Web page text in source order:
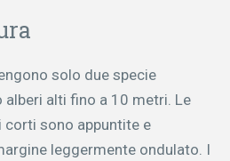
solo due specie
alti fino a 10 metri. Le
sono appuntite e
leggermente ondulato. I